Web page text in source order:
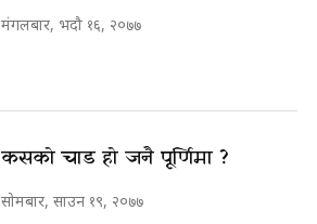
मंगलबार, भदौ १६, २०७७
कसको चाड हो जनै पूर्णिमा ?
सोमबार, साउन १९, २०७७